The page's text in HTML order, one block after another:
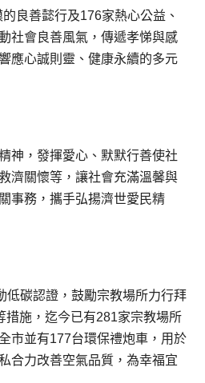
良善懿行及176家熱心公益、
社會良善風氣，傳遞孝悌與感
應心誠則靈、健康永續的多元
神，發揮愛心、默默行善使社
濟關懷等，讓社會充滿溫馨與
事務，攜手弘揚濟世愛民精
低碳認證，鼓勵宗教場所力行拜
措施，迄今已有281家宗教場所
市並有177台環保禮炮車，用於
合力改善空氣品質，為幸福宜